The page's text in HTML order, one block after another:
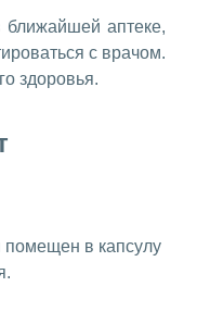
ближайшей аптеке,
с врачом.
здоровья.
помещен в капсулу